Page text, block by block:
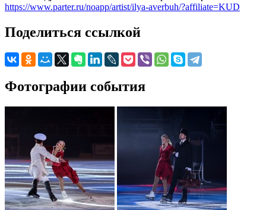
https://www.parter.ru/noapp/artist/ilya-averbuh/?affiliate=KUD
Поделиться ссылкой
Фотографии события